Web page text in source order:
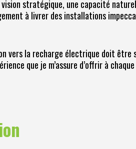
vision stratégique, une capacité
à livrer des installations
vers la recharge électrique doit
que je m’assure d’offrir à